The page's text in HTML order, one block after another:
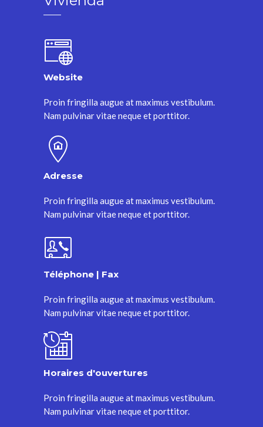
Website
Proin fringilla augue at maximus vestibulum.
Nam pulvinar vitae neque et porttitor.
Adresse
Proin fringilla augue at maximus vestibulum.
Nam pulvinar vitae neque et porttitor.
Téléphone | Fax
Proin fringilla augue at maximus vestibulum.
Nam pulvinar vitae neque et porttitor.
Horaires d'ouvertures
Proin fringilla augue at maximus vestibulum.
Nam pulvinar vitae neque et porttitor.